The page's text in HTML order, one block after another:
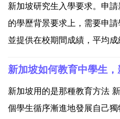
價 新 幣 中國 平均 人民幣 的
新加坡研究生入學要求。申
的學歷背景要求上，需要申
並提供在校期間成績，平均
的英語要求，學生需要雅思
需要分以上。並且跟英國不
成績。部分...
新加坡用的是那種教育方法
個學生循序漸進地發展自己